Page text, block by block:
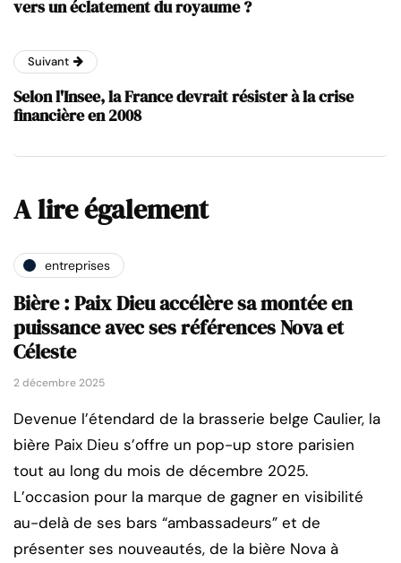
vers un éclatement du royaume ?
Suivant
Selon l'Insee, la France devrait résister à la crise
financière en 2008
A lire également
entreprises
Bière : Paix Dieu accélère sa montée en
puissance avec ses références Nova et
Céleste
2 décembre 2025
Devenue l’étendard de la brasserie belge Caulier, la
bière Paix Dieu s’offre un pop-up store parisien
tout au long du mois de décembre 2025.
L’occasion pour la marque de gagner en visibilité
au-delà de ses bars “ambassadeurs” et de
présenter ses nouveautés, de la bière Nova à